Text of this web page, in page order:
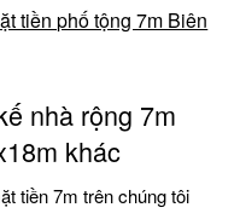
tiền phố tộng 7m Biên
nhà rộng 7m
khác
tiền 7m trên chúng tôi